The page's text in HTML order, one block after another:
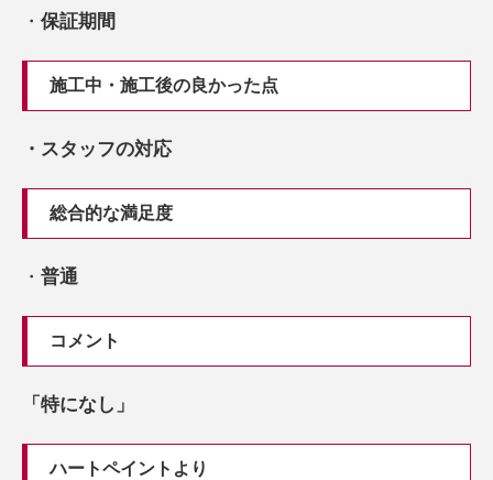
・ 保証期間
施工中・施工後の良かった点
・スタッフの対応
総合的な満足度
・ 普通
コメント
「特になし」
ハートペイントより